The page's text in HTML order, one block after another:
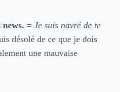
= Je suis navré de te
désolé de ce que je dois
une mauvaise